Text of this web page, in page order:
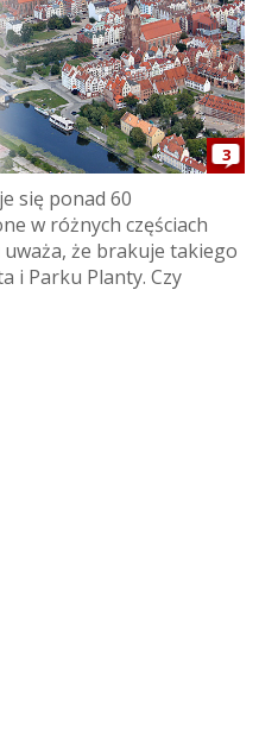
3
się ponad 60
w różnych częściach
że brakuje takiego
i Parku Planty. Czy